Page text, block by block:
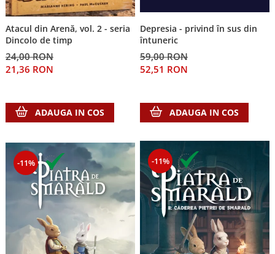
Atacul din Arenă, vol. 2 - seria
Dincolo de timp
24,00 RON
21,36 RON
ADAUGA IN COS
Depresia - privind în sus din
întuneric
59,00 RON
52,51 RON
ADAUGA IN COS
-11% -11%